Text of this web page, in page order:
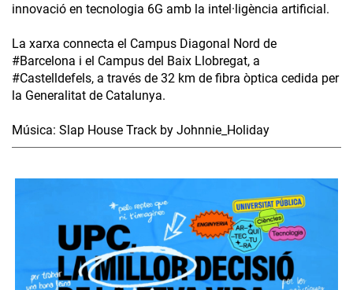
innovació en tecnologia 6G amb la intel·ligència artificial.
La xarxa connecta el Campus Diagonal Nord de
#Barcelona i el Campus del Baix Llobregat, a
#Castelldefels, a través de 32 km de fibra òptica cedida per
la Generalitat de Catalunya.
Música: Slap House Track by Johnnie_Holiday